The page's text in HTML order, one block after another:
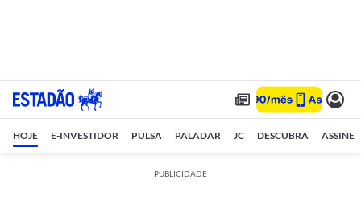
HOJE E-INVESTIDOR PULSA PALADAR JC DESCUBRA ASSINE
PUBLICIDADE